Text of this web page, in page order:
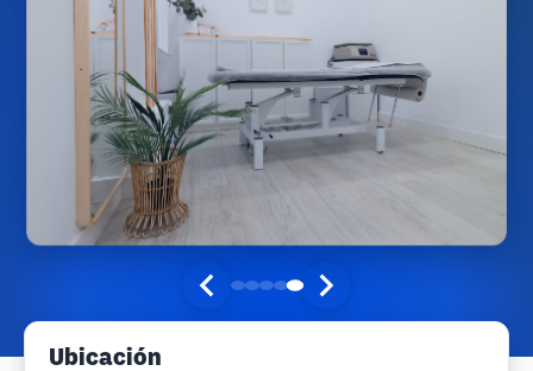
Ubicación